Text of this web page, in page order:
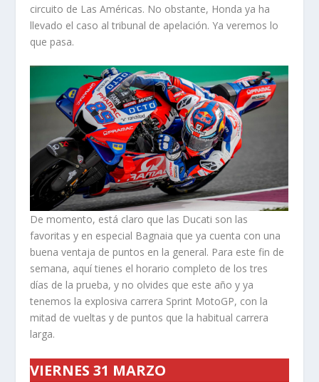
circuito de Las Américas. No obstante, Honda ya ha
llevado el caso al tribunal de apelación. Ya veremos lo
que pasa.
De momento, está claro que las Ducati son las
favoritas y en especial Bagnaia que ya cuenta con una
buena ventaja de puntos en la general. Para este fin de
semana, aquí tienes el horario completo de los tres
días de la prueba, y no olvides que este año y ya
tenemos la explosiva carrera Sprint MotoGP, con la
mitad de vueltas y de puntos que la habitual carrera
larga.
VIERNES 31 MARZO